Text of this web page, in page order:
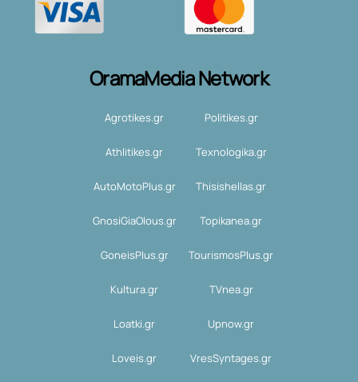
OramaMedia Network
Agrotikes.gr Politikes.gr
Athlitikes.gr Texnologika.gr
AutoMotoPlus.gr Thisishellas.gr
GnosiGiaOlous.gr Topikanea.gr
GoneisPlus.gr TourismosPlus.gr
Kultura.gr TVnea.gr
Loatki.gr Upnow.gr
Loveis.gr VresSyntages.gr